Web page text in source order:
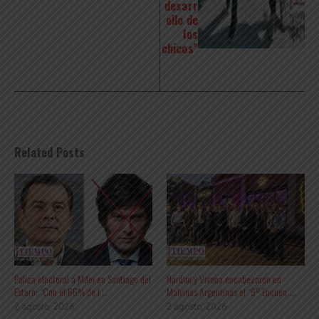
desarr
ollo de
los
chicos”
Related Posts
Paliza electoral a Milei en Santiago del
Estero: “Con el 66% de l ...
2 agosto, 2026
Nardini y Vivona encabezaron en
Malvinas Argentinas el “9º Encuen ...
2 agosto, 2026